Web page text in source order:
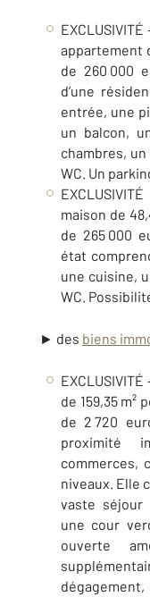
appartement
de 260 000
d’une
entrée, une
un balcon,
chambres,
WC. Un
maison de
de 265 000
état
une cuisine,
WC.
► des biens
de 159,35 m²
de 2 720
proximité
commerces,
niveaux. Elle
vaste séjour
une cour
ouverte